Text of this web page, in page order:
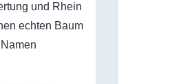
und Rhein
echten Baum